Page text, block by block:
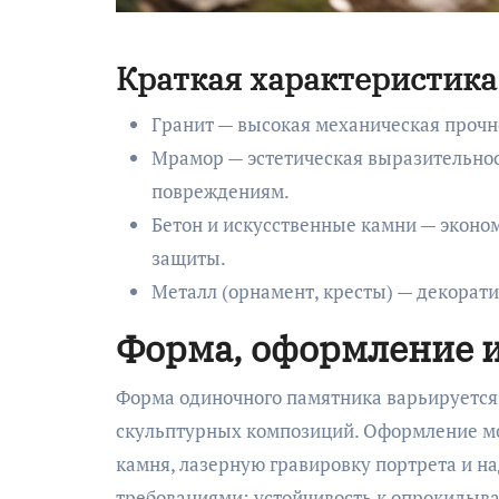
Краткая
Гранит — высокая механическая
Мрамор — эстетическая
повреждениям.
Бетон и искусственные камни —
защиты.
Металл (орнамент, кресты) —
Форма, оформление
Форма одиночного памятника
скульптурных композиций. Оформление
камня, лазерную гравировку портрета и